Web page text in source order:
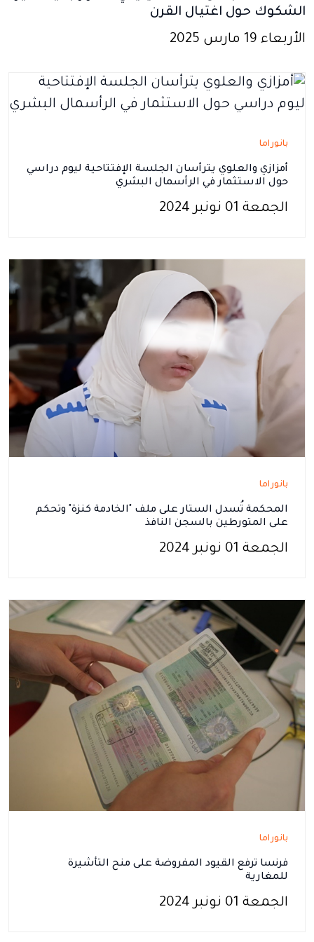
الشكوك حول اغتيال القرن
الأربعاء 19 مارس 2025
بانوراما
أمزازي والعلوي يترأسان الجلسة الإفتتاحية ليوم دراسي
حول الاستثمار في الرأسمال البشري
الجمعة 01 نونبر 2024
بانوراما
المحكمة تُسدل الستار على ملف "الخادمة كنزة" وتحكم
على المتورطين بالسجن النافذ
الجمعة 01 نونبر 2024
بانوراما
فرنسا ترفع القيود المفروضة على منح التأشيرة
للمغارية
الجمعة 01 نونبر 2024